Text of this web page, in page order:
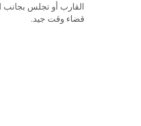
القارب أو تجلس بجانب
قضاء وقت جيد.